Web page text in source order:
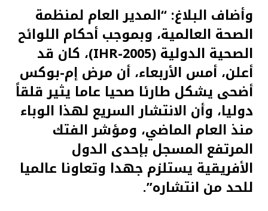
وأضاف البلاغ: “المدير العام لمنظمة
الصحة العالمية، وبموجب أحكام اللوائح
الصحية الدولية (IHR-2005)، كان قد
أعلن، أمس الأربعاء، أن مرض إم-بوكس
أضحى يشكل طارئا صحيا عاما يثير قلقاً
دوليا، وأن الانتشار السريع لهذا الوباء
منذ العام الماضي، ومؤشر الفتك
المرتفع المسجل بإحدى الدول
الأفريقية يستلزم جهدا وتعاونا عالميا
للحد من انتشاره”.